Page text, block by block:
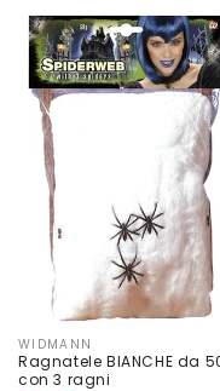
listino
Produttore:
WIDMANN
Ragnatele BIANCHE da
con 3 ragni